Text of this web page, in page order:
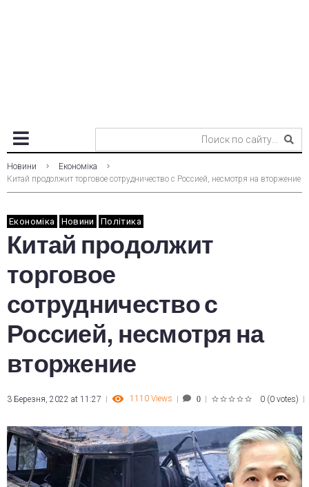
Новини
Економіка
Китай продолжит торговое сотрудничество с Россией, несмотря на вторжение
Економіка Новини Політика
Китай продолжит
торговое
сотрудничество с
Россией, несмотря на
вторжение
3 Березня, 2022 at 11:27 1110 Views 0 0 (0 votes)